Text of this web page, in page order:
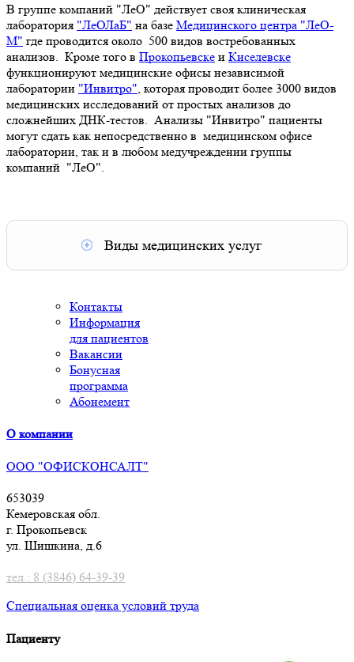
В группе компаний "ЛеО" действует своя клиническая
лаборатория "ЛеОЛаБ" на базе Медицинского центра "ЛеО-
М" где проводится около 500 видов востребованных
анализов. Кроме того в Прокопьевске и Киселевске
функционируют медицинские офисы независимой
лаборатории "Инвитро", которая проводит более 3000 видов
медицинских исследований от простых анализов до
сложнейших ДНК-тестов. Анализы "Инвитро" пациенты
могут сдать как непосредственно в медицинском офисе
лаборатории, так и в любом медучреждении группы
компаний "ЛеО".
Виды медицинских услуг
Контакты
Информация
для пациентов
Вакансии
Бонусная
программа
Абонемент
О компании
ООО "ОФИСКОНСАЛТ"
653039
Кемеровская обл.
г. Прокопьевск
ул. Шишкина, д.6
тел.: 8 (3846) 64-39-39
Специальная оценка условий труда
Пациенту